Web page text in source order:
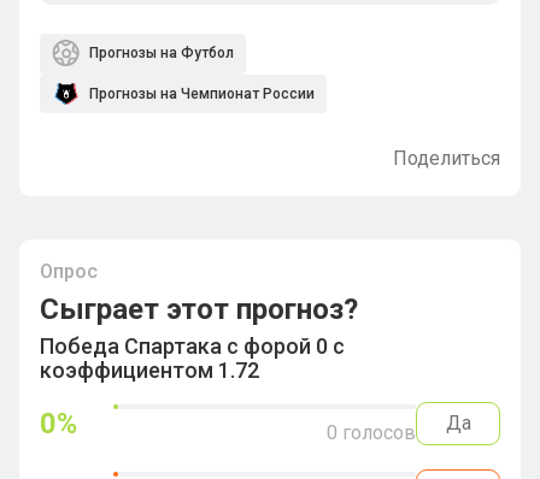
Прогнозы на Футбол
Прогнозы на Чемпионат России
Поделиться
Опрос
Сыграет этот прогноз?
Победа Спартака с форой 0 с
коэффициентом 1.72
0% 0 голосов Да